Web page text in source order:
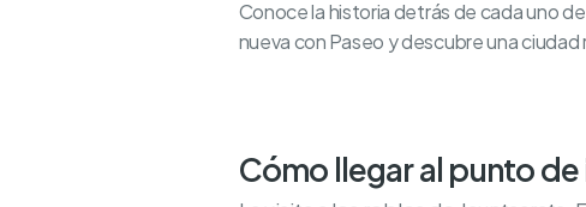
Conoce la historia detrás de cada uno
nueva con Paseo y descubre una
Cómo llegar al punto